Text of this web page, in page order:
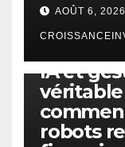
AOÛT 6, 2026
IA et
robots